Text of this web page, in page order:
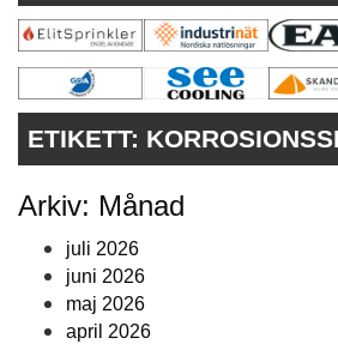
PRENUMERERA
VÅRA ANDRA MAGASIN
ANNONSERA
KONTAKT
ETIKETT:
Arkiv: Månad
juli 2026
juni 2026
maj 2026
april 2026